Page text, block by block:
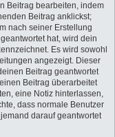
Beitrag bearbeiten, indem
Beitrag anklickst;
nach seiner Erstellung
hat, wird dein
Es wird sowohl
angezeigt. Dieser
Beitrag geantwortet
Beitrag überarbeitet
eine Notiz hinterlassen,
dass normale Benutzer
darauf geantwortet